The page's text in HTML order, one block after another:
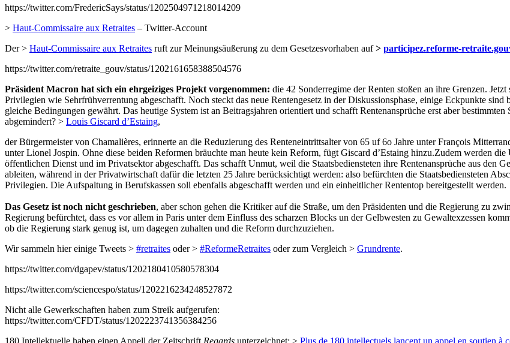
https://twitter.com/FredericSays/status/1202504971218014209
> Haut-Commissaire aux Retraites – Twitter-Account
Der > Haut-Commissaire aux Retraites ruft zur Meinungsäußerung zu dem Gesetzesvorhaben auf> participez.reforme-
https://twitter.com/retraite_gouv/status/1202161658388504576
Präsident Macron hat sich ein ehrgeiziges Projekt vorgenommen: die 42 Sonderregime der Renten stoßen an ihre Grenzen.
Privilegien wie Sehrfrühverrentung abgeschafft. Noch steckt das neue Rentengesetz in der Diskussionsphase, einige Eckpunkte
gleiche Bedingungen gewährt. Das heutige System ist an Beitragsjahren orientiert und schafft Rentenansprüche erst aber
abgemindert? > Louis Giscard d’Estaing,
der Bürgermeister von Chamalières, erinnerte an die Reduzierung des Renteneintrittsalter von 65 uf 6o Jahre unter François
unter Lionel Jospin. Ohne diese beiden Reformen bräuchte man heute kein Reform, fügt Giscard d’Estaing hinzu.Zudem werden
öffentlichen Dienst und im Privatsektor abgeschafft. Das schafft Unmut, weil die Staatsbediensteten ihre Rentenansprüche aus den
ableiten, während in der Privatwirtschaft dafür die letzten 25 Jahre berücksichtigt werden: also befürchten die Staatsbediensteten
Privilegien. Die Aufspaltung in Berufskassen soll ebenfalls abgeschafft werden und ein einheitlicher Rententop bereitgestellt werden.
Das Gesetz ist noch nicht geschrieben, aber schon gehen die Kritiker auf die Straße, um den Präsidenten und die Regierung zu
Regierung befürchtet, dass es vor allem in Paris unter dem Einfluss des scharzen Blocks un der Gelbwesten zu Gewaltexzessen
ob die Regierung stark genug ist, um dagegen zuhalten und die Reform durchzuziehen.
Wir sammeln hier einige Tweets > #retraites oder > #ReformeRetraites oder zum Vergleich > Grundrente.
https://twitter.com/dgapev/status/1202180410580578304
https://twitter.com/sciencespo/status/1202216234248527872
Nicht alle Gewerkschaften haben zum Streik aufgerufen:
https://twitter.com/CFDT/status/1202223741356384256
180 Intellektuelle haben einen Appell der Zeitschrift Regards unterzeichnet: > Plus de 180 intellectuels lancent un appel en soutien à